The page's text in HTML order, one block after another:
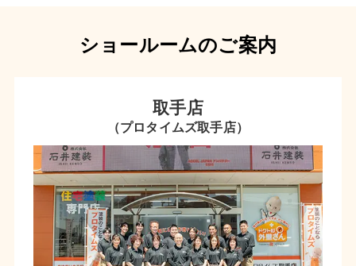
ショールームのご案内
取手店
（プロタイムズ取手店）